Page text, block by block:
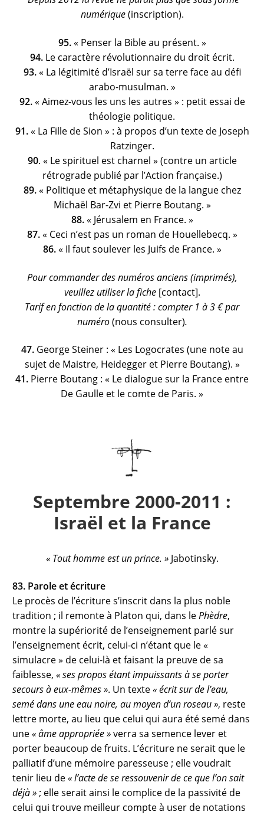
numérique(inscription).
95.« Penser la Bible au présent. »
94.Le caractère révolutionnaire du droit écrit.
93.« La légitimité d’Israël sur sa terre face au défi
arabo-musulman. »
92.« Aimez-vous les uns les autres » : petit essai de
théologie politique.
91.« La Fille de Sion » : à propos d’un texte de Joseph
Ratzinger.
90. « Le spirituel est charnel » (contre un article
rétrograde publié par l’Action française.)
89.« Politique et métaphysique de la langue chez
Michaël Bar-Zvi et Pierre Boutang. »
88.« Jérusalem en France. »
87.« Ceci n’est pas un roman de Houellebecq. »
86.« Il faut soulever les Juifs de France. »
Pour commander des numéros anciens (imprimés),
veuillez utiliser la fiche[contact].
Tarif en fonction de la quantité : compter 1 à 3 € par
numéro(nous consulter).
47.George Steiner : « Les Logocrates (une note au
sujet de Maistre, Heidegger et Pierre Boutang). »
41. Pierre Boutang : « Le dialogue sur la France entre
De Gaulle et le comte de Paris. »
Septembre 2000-2011 :
Israël et la France
« Tout homme est un prince. » Jabotinsky.
83. Parole et écriture
Le procès de l’écriture s’inscrit dans la plus noble
tradition ; il remonte à Platon qui, dans lePhèdre,
montre la supériorité de l’enseignement parlé sur
l’enseignement écrit, celui-ci n’étant que le «
simulacre » de celui-là et faisant la preuve de sa
faiblesse,« ses propos étant impuissants à se porter
secours à eux-mêmes ». Un texte« écrit sur de l’eau,
semé dans une eau noire, au moyen d’un roseau », reste
lettre morte, au lieu que celui qui aura été semé dans
une« âme appropriée »verra sa semence lever et
porter beaucoup de fruits. L’écriture ne serait que le
palliatif d’une mémoire paresseuse ; elle voudrait
tenir lieu de« l’acte de se ressouvenir de ce que l’on sait
déjà » ; elle serait ainsi le complice de la passivité de
celui qui trouve meilleur compte à user de notations